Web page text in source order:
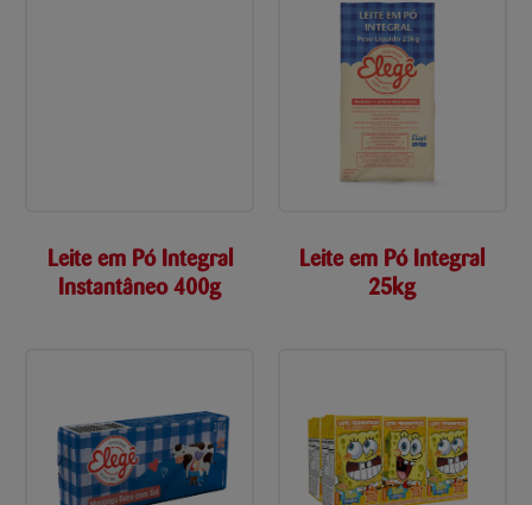
Leite em Pó Integral
Instantâneo 400g
Leite em Pó Integral
25kg